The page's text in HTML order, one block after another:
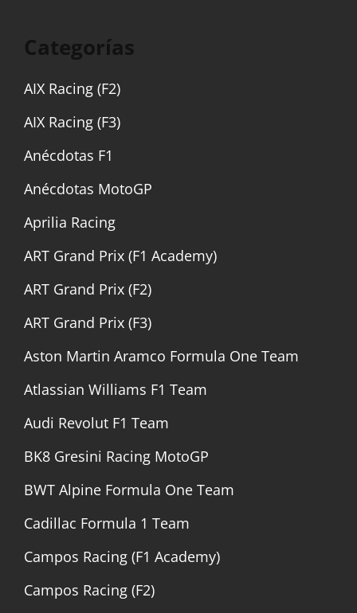
Categorías
AIX Racing (F2)
AIX Racing (F3)
Anécdotas F1
Anécdotas MotoGP
Aprilia Racing
ART Grand Prix (F1 Academy)
ART Grand Prix (F2)
ART Grand Prix (F3)
Aston Martin Aramco Formula One Team
Atlassian Williams F1 Team
Audi Revolut F1 Team
BK8 Gresini Racing MotoGP
BWT Alpine Formula One Team
Cadillac Formula 1 Team
Campos Racing (F1 Academy)
Campos Racing (F2)